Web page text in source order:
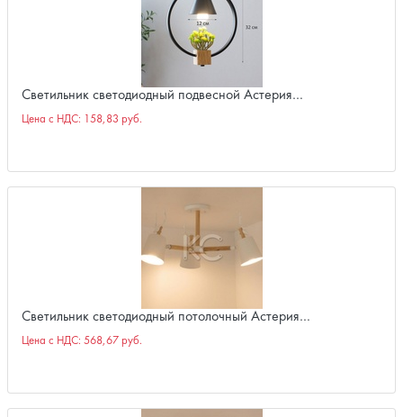
Светильник светодиодный подвесной Астерия…
Цена с НДС: 158,83 руб.
Светильник светодиодный потолочный Астерия…
Цена с НДС: 568,67 руб.